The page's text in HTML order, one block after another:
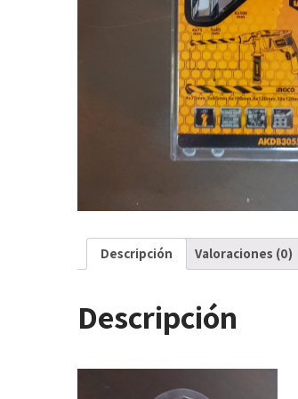
Descripción Valoraciones (0)
Descripción